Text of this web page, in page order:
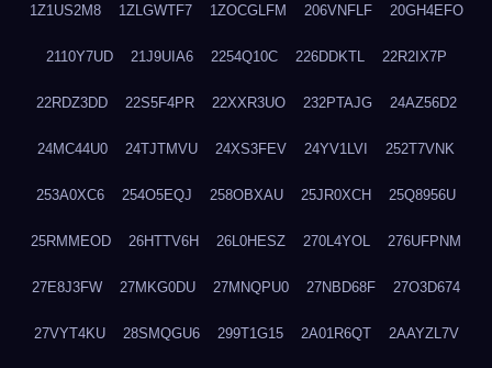
1Z1US2M8 1ZLGWTF7 1ZOCGLFM 206VNFLF 20GH4EFO
2110Y7UD 21J9UIA6 2254Q10C 226DDKTL 22R2IX7P
22RDZ3DD 22S5F4PR 22XXR3UO 232PTAJG 24AZ56D2
24MC44U0 24TJTMVU 24XS3FEV 24YV1LVI 252T7VNK
253A0XC6 254O5EQJ 258OBXAU 25JR0XCH 25Q8956U
25RMMEOD 26HTTV6H 26L0HESZ 270L4YOL 276UFPNM
27E8J3FW 27MKG0DU 27MNQPU0 27NBD68F 27O3D674
27VYT4KU 28SMQGU6 299T1G15 2A01R6QT 2AAYZL7V